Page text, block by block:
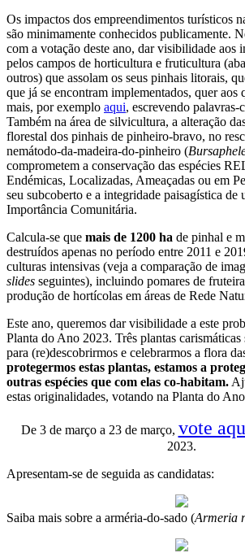
Os impactos dos empreendimentos turísticos
são minimamente conhecidos publicamente.
com a votação deste ano, dar visibilidade aos
pelos campos de horticultura e fruticultura
outros) que assolam os seus pinhais litorais,
que já se encontram implementados, quer aos
mais, por exemplo aqui, escrevendo palavras-
Também na área de silvicultura, a alteração
florestal dos pinhais de pinheiro-bravo, no
nemátodo-da-madeira-do-pinheiro (
comprometem a conservação das espécies
Endémicas, Localizadas, Ameaçadas ou em
seu subcoberto e a integridade paisagística de
Importância Comunitária.
Calcula-se que mais de 1200 ha de pinhal e
destruídos apenas no período entre 2011 e
culturas intensivas (veja a comparação de
slides seguintes), incluindo pomares de
produção de hortícolas em áreas de Rede
Este ano, queremos dar visibilidade a este
Planta do Ano 2023. Três plantas carismáticas
para (re)descobrirmos e celebrarmos a flora
protegermos estas plantas, estamos a
outras espécies que com elas co-habitam.
estas originalidades, votando na Planta do
De 3 de março a 23 de março, vote
2023.
Apresentam-se de seguida as candidatas:
Saiba mais sobre a arméria-do-sado (Armeria